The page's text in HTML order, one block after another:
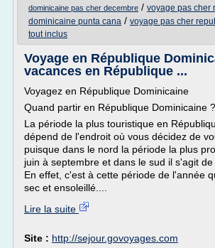
dominicaine pas cher decembre / voyage pas cher
dominicaine punta cana / voyage pas cher
tout inclus
Voyage en République
vacances en République ...
Voyagez en République Dominicaine
Quand partir en République Dominicaine ?
La période la plus touristique en
dépend de l'endroit où vous décidez de
puisque dans le nord la période la plus
juin à septembre et dans le sud il s'agit de
En effet, c'est à cette période de l'année
sec et ensoleillé....
Lire la suite
Site : http://sejour.govoyages.com